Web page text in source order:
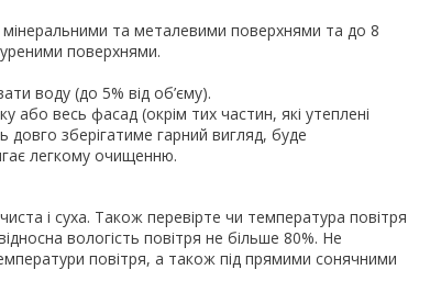
та металевими поверхнями та до 8
поверхнями.
воду (до 5% від об’єму).
або весь фасад (окрім тих частин, які утеплені
зберігатиме гарний вигляд, буде
легкому очищенню.
і суха. Також перевірте чи температура повітря
вологість повітря не більше 80%. Не
повітря, а також під прямими сонячними